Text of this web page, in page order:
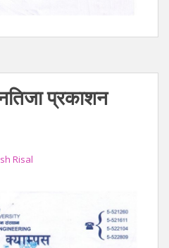
प्रकाशन
Risal